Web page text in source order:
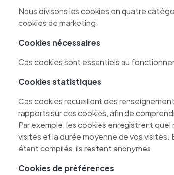
Nous divisons les cookies en quatre
cookies de marketing.
Cookies nécessaires
Ces cookies sont essentiels au
Cookies statistiques
Ces cookies recueillent des
rapports sur ces cookies, afin de
Par exemple, les cookies enregistrent
visites et la durée moyenne de vos
étant compilés, ils restent anonymes.
Cookies de préférences